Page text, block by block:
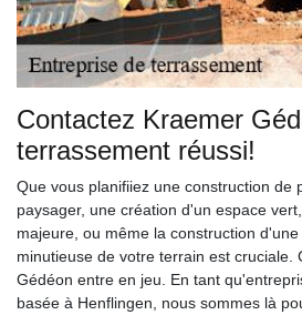
Contactez Kraemer
terrassement réussi!
Que vous planifiiez une construction de
paysager, une création d'un espace
majeure, ou même la construction
minutieuse de votre terrain est cruciale.
Gédéon entre en jeu. En tant
basée à Henflingen, nous sommes là